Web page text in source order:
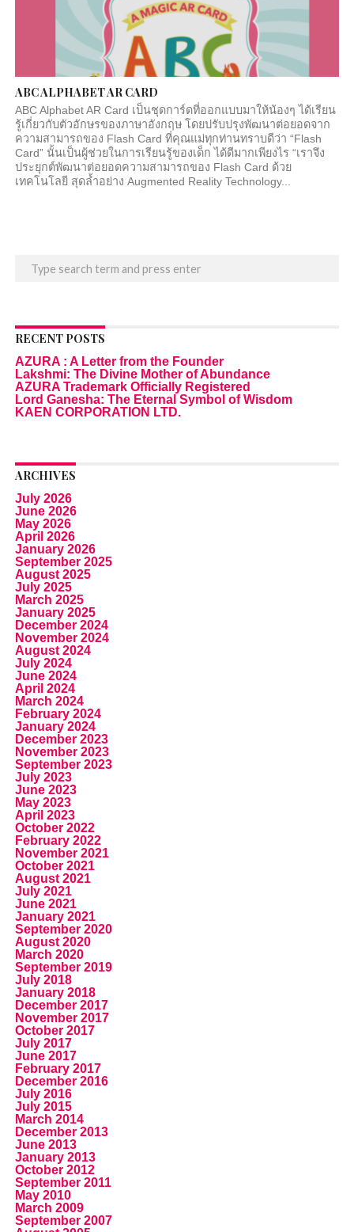
ABC ALPHABET AR CARD
ABC Alphabet AR Card เป็นชุดการ์ดที่ออกแบบมาให้น้องๆ ได้เรียน
รู้เกี่ยวกับตัวอักษรของภาษาอังกฤษ โดยปรับปรุงพัฒนาต่อยอดจาก
ความสามารถของ Flash Card ที่คุณแม่ทุกท่านทราบดีว่า “Flash
Card” นั้นเป็นผู้ช่วยในการเรียนรู้ของเด็ก ได้ดีมากเพียงไร “เราจึง
ประยุกต์พัฒนาต่อยอดความสามารถของ Flash Card ด้วย
เทคโนโลยี สุดล้ำอย่าง Augmented Reality Technology...
RECENT POSTS
AZURA : A Letter from the Founder
Lakshmi: The Divine Mother of Abundance
AZURA Trademark Officially Registered
Lord Ganesha: The Eternal Symbol of Wisdom
KAEN CORPORATION LTD.
ARCHIVES
July 2026
June 2026
May 2026
April 2026
January 2026
September 2025
August 2025
July 2025
March 2025
January 2025
December 2024
November 2024
August 2024
July 2024
June 2024
April 2024
March 2024
February 2024
January 2024
December 2023
November 2023
September 2023
July 2023
June 2023
May 2023
April 2023
October 2022
February 2022
November 2021
October 2021
August 2021
July 2021
June 2021
January 2021
September 2020
August 2020
March 2020
September 2019
July 2018
January 2018
December 2017
November 2017
October 2017
July 2017
June 2017
February 2017
December 2016
July 2016
July 2015
March 2014
December 2013
June 2013
January 2013
October 2012
September 2011
May 2010
March 2009
September 2007